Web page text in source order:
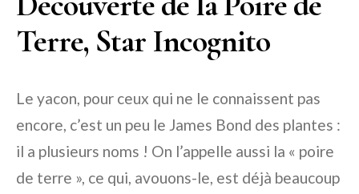
Terre, Star Incognito
Le yacon, pour ceux qui ne le connaissent pas
encore, c’est un peu le James Bond des plantes :
il a plusieurs noms ! On l’appelle aussi la « poire
de terre », ce qui, avouons-le, est déjà beaucoup